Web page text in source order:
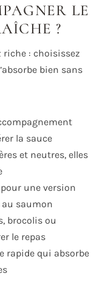
LE
?
riche : choisissez
bien sans
la sauce
et neutres, elles
une version
saumon
brocolis ou
le repas
rapide qui absorbe